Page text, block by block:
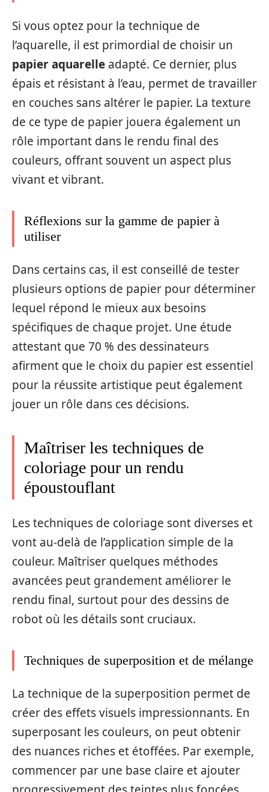
Si vous optez pour la technique de
l’aquarelle, il est primordial de choisir un
papier aquarelle adapté. Ce dernier, plus
épais et résistant à l’eau, permet de travailler
en couches sans altérer le papier. La texture
de ce type de papier jouera également un
rôle important dans le rendu final des
couleurs, offrant souvent un aspect plus
vivant et vibrant.
Réflexions sur la gamme de papier à
utiliser
Dans certains cas, il est conseillé de tester
plusieurs options de papier pour déterminer
lequel répond le mieux aux besoins
spécifiques de chaque projet. Une étude
attestant que 70 % des dessinateurs
afirment que le choix du papier est essentiel
pour la réussite artistique peut également
jouer un rôle dans ces décisions.
Maîtriser les techniques de
coloriage pour un rendu
époustouflant
Les techniques de coloriage sont diverses et
vont au-delà de l’application simple de la
couleur. Maîtriser quelques méthodes
avancées peut grandement améliorer le
rendu final, surtout pour des dessins de
robot où les détails sont cruciaux.
Techniques de superposition et de mélange
La technique de la superposition permet de
créer des effets visuels impressionnants. En
superposant les couleurs, on peut obtenir
des nuances riches et étoffées. Par exemple,
commencer par une base claire et ajouter